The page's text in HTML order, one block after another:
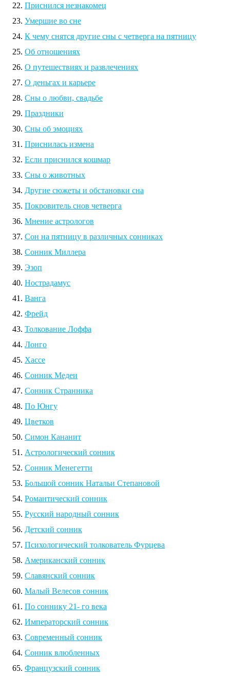
Приснился незнакомец
Умершие во сне
К чему снятся другие сны с четверга на пятницу
Об отношениях
О путешествиях и развлечениях
О деньгах и карьере
Сны о любви, свадьбе
Праздники
Сны об эмоциях
Приснилась измена
Если приснился кошмар
Сны о животных
Другие сюжеты и обстановки сна
Покровитель снов четверга
Мнение астрологов
Сон на пятницу в различных сонниках
Сонник Миллера
Эзоп
Нострадамус
Ванга
Фрейд
Толкование Лоффа
Лонго
Хассе
Сонник Медеи
Сонник Странника
По Юнгу
Цветков
Симон Кананит
Астрологический сонник
Сонник Менегетти
Большой сонник Натальи Степановой
Романтический сонник
Русский народный сонник
Детский сонник
Психологический толкователь Фурцева
Американский сонник
Славянский сонник
Малый Велесов сонник
По соннику 21- го века
Императорский сонник
Современный сонник
Сонник влюбленных
Французский сонник